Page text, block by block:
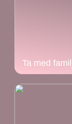
Ta med